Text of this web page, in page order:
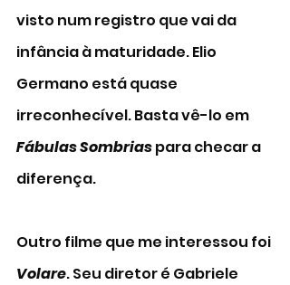
visto num registro que vai da
infância à maturidade. Elio
Germano está quase
irreconhecível. Basta vê-lo em
Fábulas Sombrias para checar a
diferença.
Outro filme que me interessou foi
Volare. Seu diretor é Gabriele